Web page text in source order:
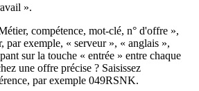
».
compétence, mot-clé, n° d'offre »,
par exemple, « serveur », « anglais »,
sur la touche « entrée » entre chaque
une offre précise ? Saisissez
par exemple 049RSNK.